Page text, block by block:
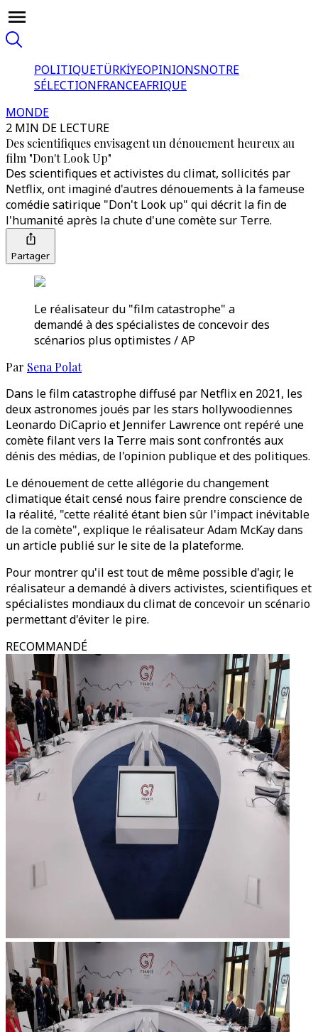
POLITIQUETÜRKİYEOPINIONSNOTRE
SÉLECTIONFRANCEAFRIQUE
MONDE
2 MIN DE LECTURE
Des scientifiques envisagent un dénouement heureux au
film "Don't Look Up"
Des scientifiques et activistes du climat, sollicités par
Netflix, ont imaginé d'autres dénouements à la fameuse
comédie satirique "Don't Look up" qui décrit la fin de
l'humanité après la chute d'une comète sur Terre.
Partager
Le réalisateur du "film catastrophe" a
demandé à des spécialistes de concevoir des
scénarios plus optimistes / AP
Par Sena Polat
Dans le film catastrophe diffusé par Netflix en 2021, les
deux astronomes joués par les stars hollywoodiennes
Leonardo DiCaprio et Jennifer Lawrence ont repéré une
comète filant vers la Terre mais sont confrontés aux
dénis des médias, de l'opinion publique et des politiques.
Le dénouement de cette allégorie du changement
climatique était censé nous faire prendre conscience de
la réalité, "cette réalité étant bien sûr l'impact inévitable
de la comète", explique le réalisateur Adam McKay dans
un article publié sur le site de la plateforme.
Pour montrer qu'il est tout de même possible d'agir, le
réalisateur a demandé à divers activistes, scientifiques et
spécialistes mondiaux du climat de concevoir un scénario
permettant d'éviter le pire.
RECOMMANDÉ